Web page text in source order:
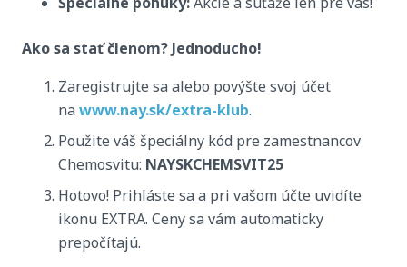
Ako sa stať členom? Jednoducho!
Zaregistrujte sa alebo povýšte svoj účet
na www.nay.sk/extra-klub.
Použite váš špeciálny kód pre zamestnancov
Chemosvitu: NAYSKCHEMSVIT25
Hotovo! Prihláste sa a pri vašom účte uvidíte
ikonu EXTRA. Ceny sa vám automaticky
prepočítajú.